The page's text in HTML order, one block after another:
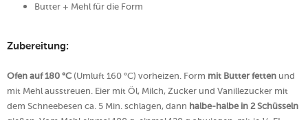
Butter + Mehl für die Form
Zubereitung:
Ofen auf 180 °C (Umluft 160 °C) vorheizen. Form mit Butter fetten und
mit Mehl ausstreuen. Eier mit Öl, Milch, Zucker und Vanillezucker mit
dem Schneebesen ca. 5 Min. schlagen, dann halbe-halbe in 2 Schüsseln